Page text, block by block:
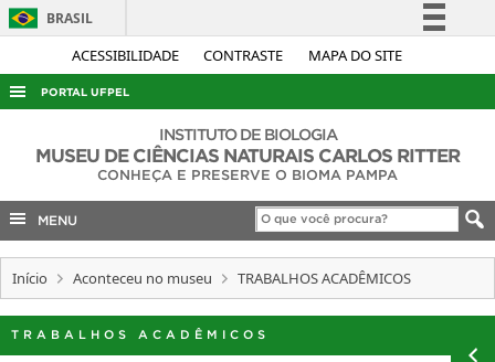
ACESSIBILIDADE CONTRASTE MAPA DO SITE
BRASIL
Simplifique!
Acesso à informação
Legislação
Canais
PORTAL UFPEL
ACESSO À INFORMAÇÃO
COBALTO
CONCURSOS
EDITAIS
INTERNACIONAL
OUVIDORIA
INSTITUTO DE BIOLOGIA
MUSEU DE CIÊNCIAS NATURAIS CARLOS RITTER
CONHEÇA E PRESERVE O BIOMA PAMPA
MENU
Início Aconteceu no museu TRABALHOS ACADÊMICOS
TRABALHOS ACADÊMICOS